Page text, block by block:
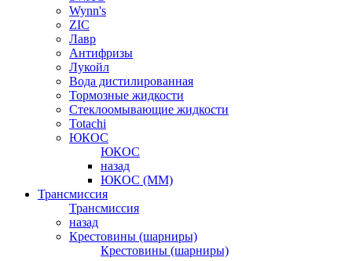
Wynn's
ZIC
Лавр
Антифризы
Лукойл
Вода дистилированная
Тормозные жидкости
Стеклоомывающие жидкости
Totachi
ЮКОС
ЮКОС
назад
ЮКОС (ММ)
Трансмиссия
Трансмиссия
назад
Крестовины (шарниры)
Крестовины (шарниры)